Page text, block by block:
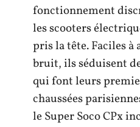
fonctionnement
les scooters
pris la tête. Faciles à
bruit, ils séduisent
qui font leurs
chaussées
le Super Soco CPx